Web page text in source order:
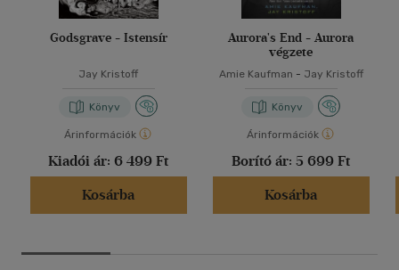
Godsgrave - Istensír
Jay Kristoff
Könyv
Árinformációk
Kiadói ár: 6 499 Ft
Kosárba
Aurora's End - Aurora
végzete
Amie Kaufman - Jay Kristoff
Könyv
Árinformációk
Borító ár: 5 699 Ft
Kosárba